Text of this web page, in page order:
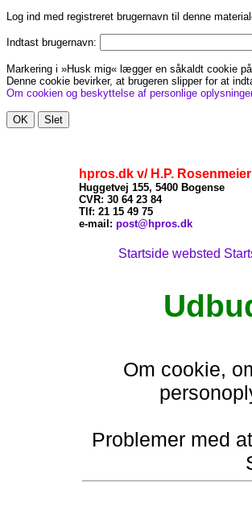
Log ind med registreret brugernavn til denne
Indtast brugernavn:
Markering i »Husk mig« lægger en såkaldt cookie
Denne cookie bevirker, at brugeren slipper for at
Om cookien og beskyttelse af personlige
hpros.dk v/ H.P. Rosenmeier
Huggetvej 155, 5400 Bogense
CVR: 30 64 23 84
Tlf: 21 15 49 75
e-mail: post@hpros.dk
Startside websted
Om cookie,
Problemer med